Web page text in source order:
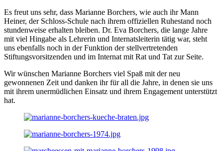
Es freut uns sehr, dass Marianne Borchers, wie auch ihr Mann
Heiner, der Schloss-Schule nach ihrem offiziellen Ruhestand noch
stundenweise erhalten bleiben. Dr. Eva Borchers, die lange Jahre
mit viel Hingabe als Lehrerin und Internatsleiterin tätig war, steht
uns ebenfalls noch in der Funktion der stellvertretenden
Stiftungsvorsitzenden und im Internat mit Rat und Tat zur Seite.
Wir wünschen Marianne Borchers viel Spaß mit der neu
gewonnenen Zeit und danken ihr für all die Jahre, in denen sie uns
mit ihrem unermüdlichen Einsatz und ihrem Engagement unterstützt
hat.